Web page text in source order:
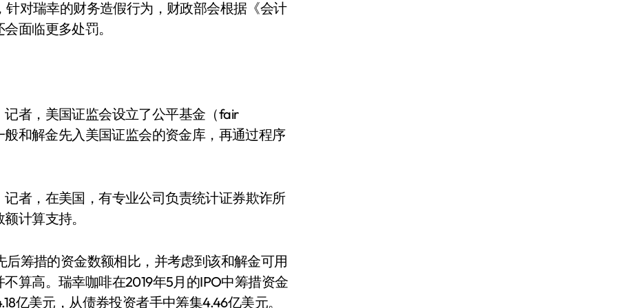
对瑞幸的财务造假行为，财政部会根据《会计
面临更多处罚。
者，美国证监会设立了公平基金（fair
和解金先入美国证监会的资金库，再通过程序
者，在美国，有专业公司负责统计证券欺诈所
计算支持。
筹措的资金数额相比，并考虑到该和解金可用
算高。瑞幸咖啡在2019年5月的IPO中筹措资金
亿美元，从债券投资者手中筹集4.46亿美元。